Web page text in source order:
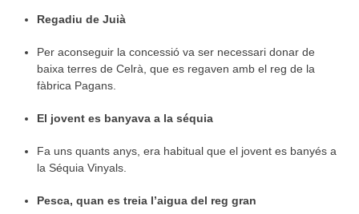
Regadiu de Juià
Per aconseguir la concessió va ser necessari donar de
baixa terres de Celrà, que es regaven amb el reg de la
fàbrica Pagans.
El jovent es banyava a la séquia
Fa uns quants anys, era habitual que el jovent es banyés a
la Séquia Vinyals.
Pesca, quan es treia l’aigua del reg gran